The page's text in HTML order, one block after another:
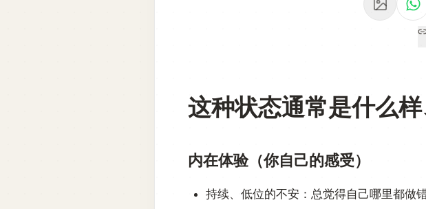
这种状态通常是什么
内在体验（你自己的感受）
持续、低位的不安：总觉得自己哪里都做错